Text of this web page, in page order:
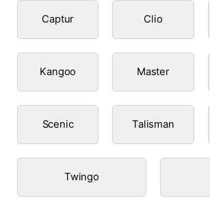
Captur Clio
Kangoo Master
Scenic Talisman
Twingo